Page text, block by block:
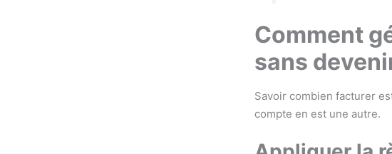
Comment
sans
Savoir combien facturer
compte en est une autre.